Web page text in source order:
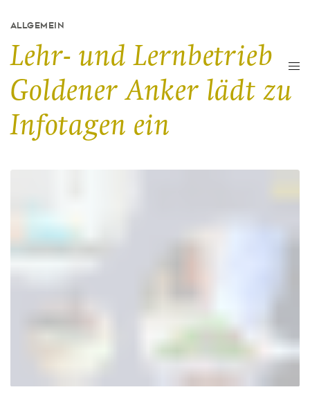
ALLGEMEIN
Lehr- und Lernbetrieb
Goldener Anker lädt zu
Infotagen ein